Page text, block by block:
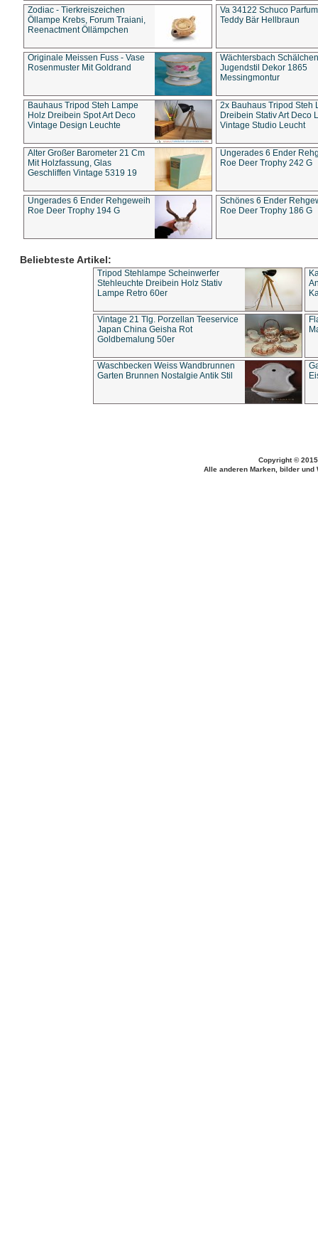
Zodiac - Tierkreiszeichen
Öllampe Krebs, Forum Traiani,
Reenactment Öllämpchen
Va 34122 Schuco
Teddy Bär Hellbraun
Originale Meissen Fuss - Vase
Rosenmuster Mit Goldrand
Wächtersbach Schälchen
Jugendstil Dekor 1865
Messingmontur
Bauhaus Tripod Steh Lampe
Holz Dreibein Spot Art Deco
Vintage Design Leuchte
2x Bauhaus Tripod Steh
Dreibein Stativ Art Deco
Vintage Studio Leucht
Alter Großer Barometer 21 Cm
Mit Holzfassung, Glas
Geschliffen Vintage 5319 19
Ungerades 6 Ender
Roe Deer Trophy 242 G
Ungerades 6 Ender Rehgeweih
Roe Deer Trophy 194 G
Schönes 6 Ender
Roe Deer Trophy 186 G
Beliebteste Artikel:
Tripod Stehlampe Scheinwerfer
Stehleuchte Dreibein Holz Stativ
Lampe Retro 60er
Vintage 21 Tlg. Porzellan Teeservice
Japan China Geisha Rot
Goldbemalung 50er
Waschbecken Weiss Wandbrunnen
Garten Brunnen Nostalgie Antik Stil
Copyright ©
Alle anderen Marken, bilder und